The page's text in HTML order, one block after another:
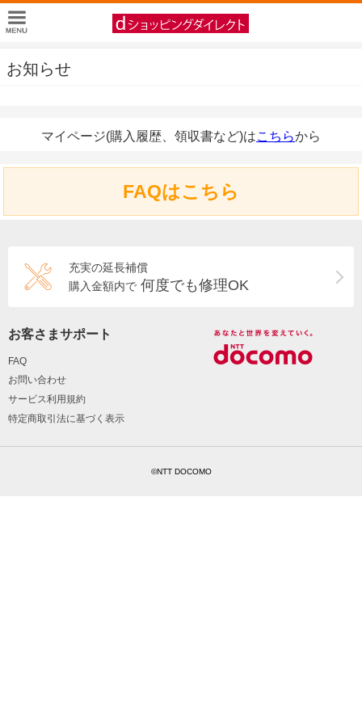
お知らせ
マイページ(購入履歴、領収書など)はこちらから
FAQはこちら
充実の延長補償
購入金額内で 何度でも修理OK
お客さまサポート
FAQ
お問い合わせ
サービス利用規約
特定商取引法に基づく表示
©NTT DOCOMO